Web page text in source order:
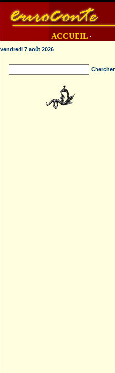
ACCUEIL
vendredi 7 août 2026
Chercher